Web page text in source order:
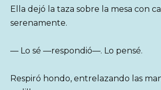
Ella dejó la taza sobre la mesa con
serenamente.
— Lo sé —respondió—. Lo pensé.
Respiró hondo, entrelazando las